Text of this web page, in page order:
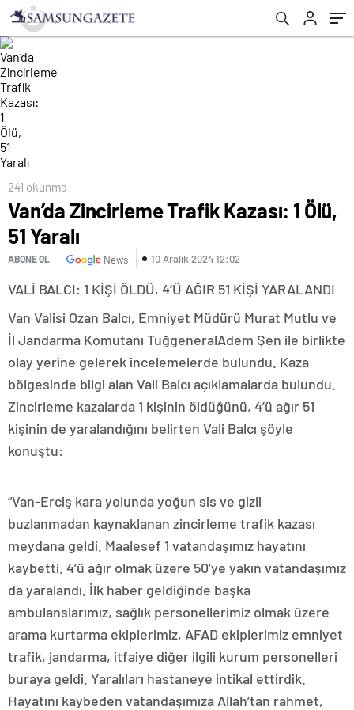
241 okunma
Van’da Zincirleme Trafik Kazası: 1 Ölü,
51 Yaralı
ABONE OL News 10 Aralık 2024 12:02
VALİ BALCI: 1 KİŞİ ÖLDÜ, 4’Ü AĞIR 51 KİŞİ YARALANDI
Van Valisi Ozan Balcı, Emniyet Müdürü Murat Mutlu ve
İl Jandarma Komutanı TuğgeneralAdem Şen ile birlikte
olay yerine gelerek incelemelerde bulundu. Kaza
bölgesinde bilgi alan Vali Balcı açıklamalarda bulundu.
Zincirleme kazalarda 1 kişinin öldüğünü, 4’ü ağır 51
kişinin de yaralandığını belirten Vali Balcı şöyle
konuştu:
“Van-Erciş kara yolunda yoğun sis ve gizli
buzlanmadan kaynaklanan zincirleme trafik kazası
meydana geldi. Maalesef 1 vatandaşımız hayatını
kaybetti. 4’ü ağır olmak üzere 50’ye yakın vatandaşımız
da yaralandı. İlk haber geldiğinde başka
ambulanslarımız, sağlık personellerimiz olmak üzere
arama kurtarma ekiplerimiz, AFAD ekiplerimiz emniyet
trafik, jandarma, itfaiye diğer ilgili kurum personelleri
buraya geldi. Yaralıları hastaneye intikal ettirdik.
Hayatını kaybeden vatandaşımıza Allah’tan rahmet,